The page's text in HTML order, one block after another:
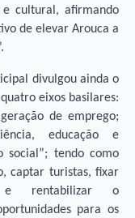
cultural, afirmando
de elevar Arouca a
divulgou ainda o
eixos basilares:
de emprego;
educação e
social”; tendo como
captar turistas, fixar
e rentabilizar o
para os